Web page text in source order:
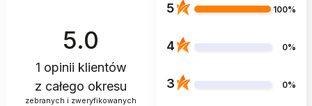
5.0
1 opinii klientów
z całego okresu
zebranych i zweryfikowanych
5 100%
4 0%
3 0%